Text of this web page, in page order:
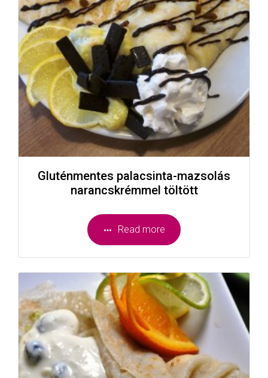
Gluténmentes palacsinta-mazsolás
narancskrémmel töltött
Read more